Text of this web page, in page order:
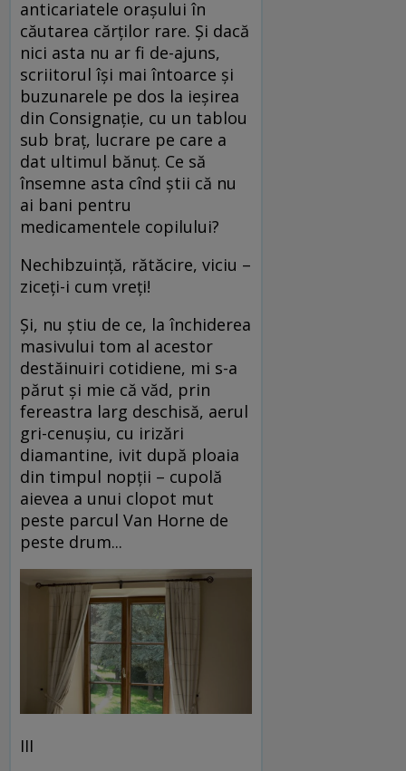
anticariatele orașului în
căutarea cărților rare. Și dacă
nici asta nu ar fi de-ajuns,
scriitorul își mai întoarce și
buzunarele pe dos la ieșirea
din Consignație, cu un tablou
sub braț, lucrare pe care a
dat ultimul bănuț. Ce să
însemne asta cînd știi că nu
ai bani pentru
medicamentele copilului?
Nechibzuință, rătăcire, viciu –
ziceți-i cum vreți!
Și, nu știu de ce, la închiderea
masivului tom al acestor
destăinuiri cotidiene, mi s-a
părut și mie că văd, prin
fereastra larg deschisă, aerul
gri-cenușiu, cu irizări
diamantine, ivit după ploaia
din timpul nopții – cupolă
aievea a unui clopot mut
peste parcul Van Horne de
peste drum...
III